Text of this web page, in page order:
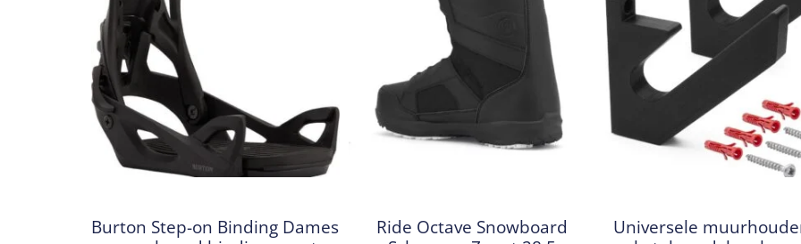
Burton Step-on Binding Dames
Ride Octave Snowboard
Universele